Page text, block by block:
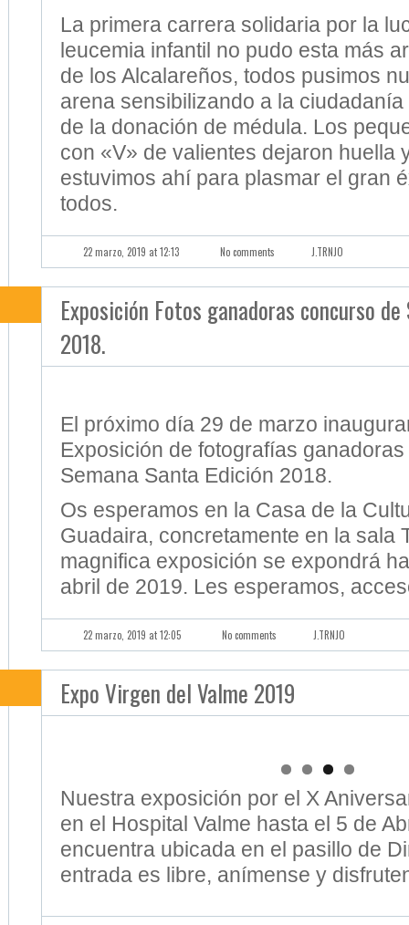
arena sensibilizando a la
de la donación de médula. Los
con «V» de valientes dejaron huella
estuvimos ahí para plasmar el gran
todos.
22 marzo, 2019 at 12:13 No comments J.TRNJO
Exposición Fotos ganadoras concurso
2018.
El próximo día 29 de marzo
Exposición de fotografías
Os esperamos en la Casa de la
Guadaira, concretamente en la sala
magnifica exposición se expondrá
abril de 2019. Les esperamos,
22 marzo, 2019 at 12:05 No comments J.TRNJO
Expo Virgen del Valme 2019
Nuestra exposición por el X
encuentra ubicada en el pasillo de
entrada es libre, anímense y
7 marzo, 2019 at 20:25 No comments J.TRNJO